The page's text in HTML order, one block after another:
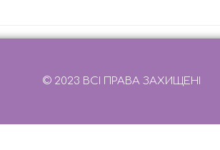
© 2023 ВСІ ПРАВА ЗАХИЩЕНІ